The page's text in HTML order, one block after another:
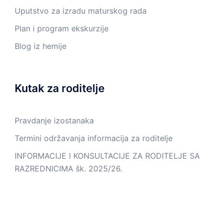
Uputstvo za izradu maturskog rada
Plan i program ekskurzije
Blog iz hemije
Kutak za roditelje
Pravdanje izostanaka
Termini održavanja informacija za roditelje
INFORMACIJE I KONSULTACIJE ZA RODITELJE SA
RAZREDNICIMA šk. 2025/26.